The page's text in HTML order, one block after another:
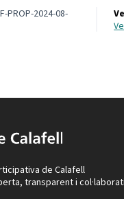
PROP-2024-08-
de Calafell
transparent i